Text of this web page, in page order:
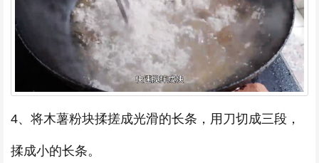
4、将木薯粉块揉搓成光滑的长条，用刀切成三段，
揉成小的长条。